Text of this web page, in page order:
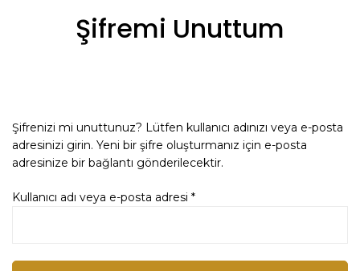
Şifremi Unuttum
Şifrenizi mi unuttunuz? Lütfen kullanıcı adınızı veya e-posta
adresinizi girin. Yeni bir şifre oluşturmanız için e-posta
adresinize bir bağlantı gönderilecektir.
Kullanıcı adı veya e-posta adresi *